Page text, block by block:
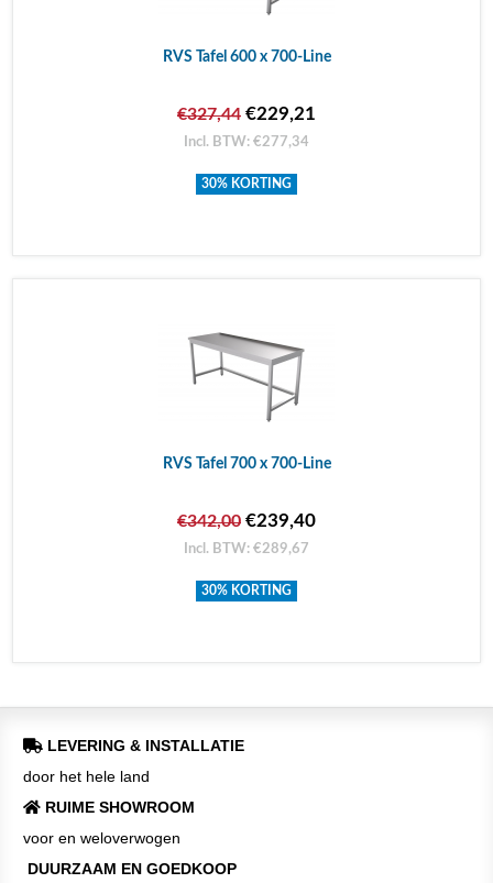
RVS Tafel 600 x 700-Line
€327,44 €229,21
Incl. BTW: €277,34
30% KORTING
RVS Tafel 700 x 700-Line
€342,00 €239,40
Incl. BTW: €289,67
30% KORTING
LEVERING & INSTALLATIE
door het hele land
RUIME SHOWROOM
voor en weloverwogen
DUURZAAM EN GOEDKOOP